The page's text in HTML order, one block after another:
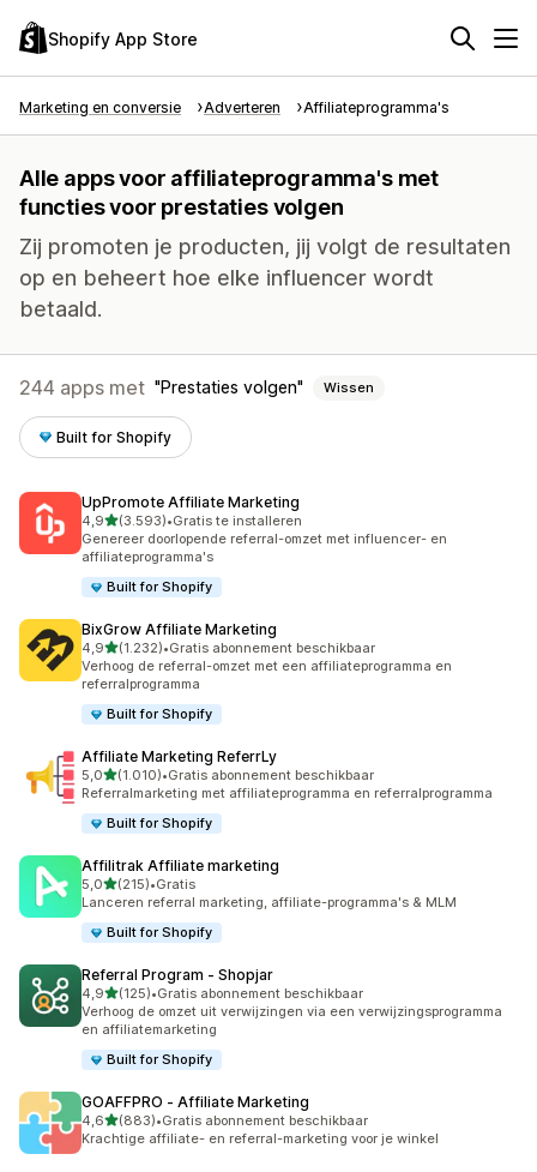
Shopify App Store
Marketing en conversie Adverteren Affiliateprogramma's
Alle apps voor affiliateprogramma's met
functies voor prestaties volgen
Zij promoten je producten, jij volgt de resultaten
op en beheert hoe elke influencer wordt
betaald.
244 apps met Prestaties volgen Wissen
Built for Shopify
UpPromote Affiliate Marketing
4,9van 5 sterren
(3.593)
3593 recensies in totaal
•Gratis te installeren
Genereer doorlopende referral-omzet met influencer- en
affiliateprogramma's
Built for Shopify
BixGrow Affiliate Marketing
4,9van 5 sterren
(1.232)
1232 recensies in totaal
•Gratis abonnement beschikbaar
Verhoog de referral-omzet met een affiliateprogramma en
referralprogramma
Built for Shopify
Affiliate Marketing ReferrLy
5,0van 5 sterren
(1.010)
1010 recensies in totaal
•Gratis abonnement beschikbaar
Referralmarketing met affiliateprogramma en referralprogramma
Built for Shopify
Affilitrak Affiliate marketing
5,0van 5 sterren
(215)
215 recensies in totaal
•Gratis
Lanceren referral marketing, affiliate-programma's & MLM
Built for Shopify
Referral Program ‑ Shopjar
4,9van 5 sterren
(125)
125 recensies in totaal
•Gratis abonnement beschikbaar
Verhoog de omzet uit verwijzingen via een verwijzingsprogramma
en affiliatemarketing
Built for Shopify
GOAFFPRO ‑ Affiliate Marketing
4,6van 5 sterren
(883)
883 recensies in totaal
•Gratis abonnement beschikbaar
Krachtige affiliate- en referral-marketing voor je winkel